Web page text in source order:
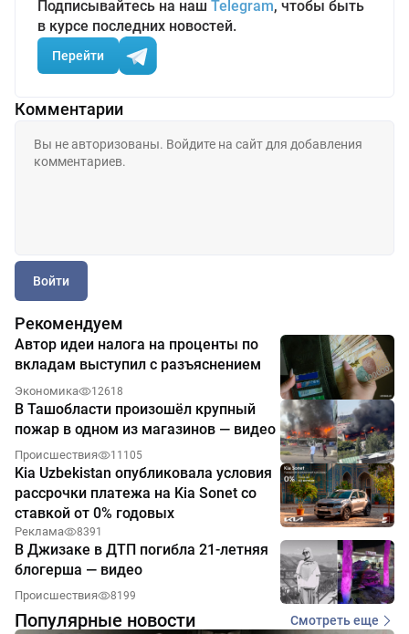
Подписывайтесь на наш Telegram, чтобы быть
в курсе последних новостей.
Перейти
Комментарии
Войти
Рекомендуем
Автор идеи налога на проценты по
вкладам выступил с разъяснением
Экономика 12618
В Ташобласти произошёл крупный
пожар в одном из магазинов — видео
Происшествия 11105
Kia Uzbekistan опубликовала условия
рассрочки платежа на Kia Sonet со
ставкой от 0% годовых
Реклама 8391
В Джизаке в ДТП погибла 21-летняя
блогерша — видео
Происшествия 8199
Популярные новости Смотреть еще